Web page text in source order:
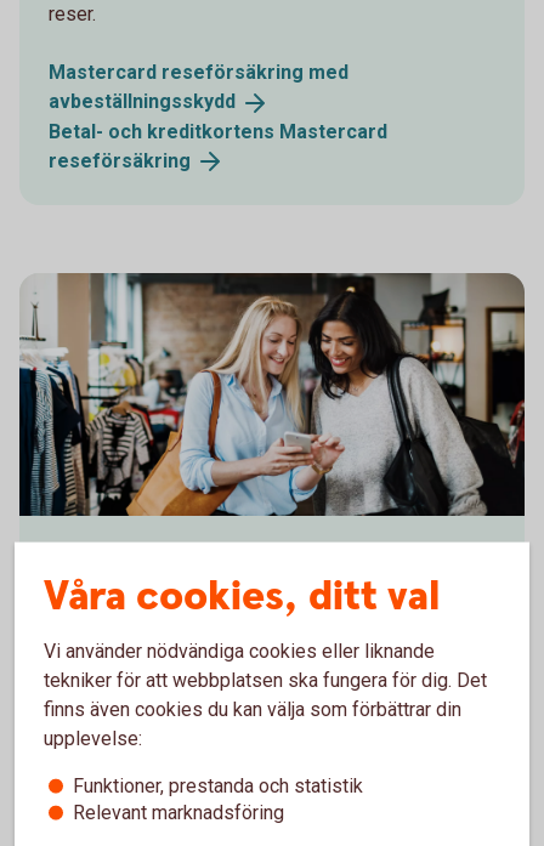
reser.
Mastercard reseförsäkring med
avbeställningsskydd
Betal- och kreditkortens Mastercard
reseförsäkring
Köpförsäkringen på våra betal- och kreditkort kan ge
dig möjlighet till förlängd garanti och
prisskyddsgaranti om du hittar samma vara till ett
lägre ordinarie pris.
och förlängd garanti – våraköpförsäkringar
Våra cookies, ditt val
Vi använder nödvändiga cookies eller liknande
tekniker för att webbplatsen ska fungera för dig. Det
finns även cookies du kan välja som förbättrar din
upplevelse:
Funktioner, prestanda och statistik
Relevant marknadsföring